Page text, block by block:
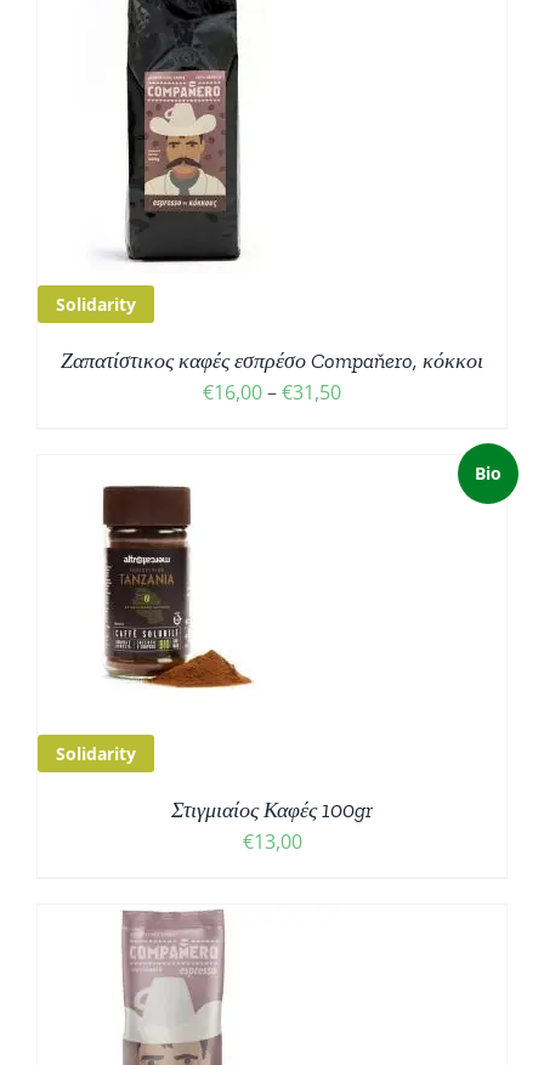
Solidarity
Ζαπατίστικος καφές εσπρέσο Compaňero, κόκκοι
€16,00–€31,50Price
Bio
Solidarity
Στιγμιαίος Καφές 100gr
€13,00